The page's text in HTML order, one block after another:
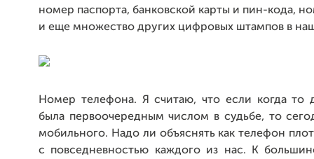
номер паспорта, банковской карты и пин-кода,
и еще множество других цифровых штампов в
Номер телефона. Я считаю, что если когда то
была первоочередным числом в судьбе, то
мобильного. Надо ли объяснять как телефон
с повседневностью каждого из нас. К